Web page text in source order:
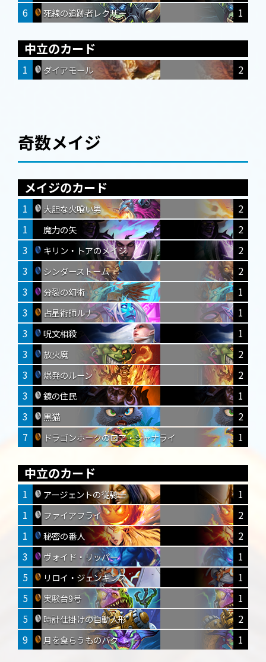
6
死線の追跡者レクサー 1
中立のカード
1 ダイアモール 2
奇数メイジ
メイジのカード
1 大胆な火喰い男
2
1
魔力の矢
2
3
キリン・トアのメイジ
2
3
シンダーストーム
2
3
分裂の幻術
1
3
占星術師ルナ
1
3
呪文相殺
1
3
放火魔
2
3
爆発のルーン
2
3
鏡の住民
1
3
黒猫
2
7
ドラゴンホークのロア・ジャナライ 1
中立のカード
1 アージェントの従騎士
1
1
ファイアフライ
2
1
秘密の番人
2
3
ヴォイド・リッパー
1
5
リロイ・ジェンキンス
1
5
実験台9号
1
5
時計仕掛けの自動人形
2
9
月を食らうものバク 1